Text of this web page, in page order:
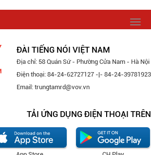
ĐÀI TIẾNG NÓI VIỆT NAM
Địa chỉ: 58 Quán Sứ - Phường Cửa Nam - Hà Nội
Điện thoại: 84-24-62727127 -|- 84-24-39781923
Email: trungtamrd@vov.vn
TẢI ỨNG DỤNG ĐIỆN THOẠI TRÊN